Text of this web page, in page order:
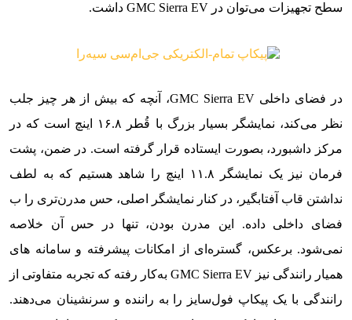
سطح تجهیزات می‌توان در GMC Sierra EV داشت.
در فضای داخلی GMC Sierra EV، آنچه که بیش از هر چیز جلب
نظر می‌کند، نمایشگر بسیار بزرگ با قُطر ۱۶.۸ اینچ است که در
مرکز داشبورد، بصورت ایستاده قرار گرفته است. در ضمن، پشت
فرمان نیز یک نمایشگر ۱۱.۸ اینچ را شاهد هستیم که به لطف
نداشتن قاب آفتابگیر، در کنار نمایشگر اصلی، حس مدرن‌تری را ب
فضای داخلی داده. این مدرن بودن، تنها در حس آن خلاصه
نمی‌شود. برعکس، گستره‌ای از امکانات پیشرفته و سامانه های
همیار رانندگی نیز GMC Sierra EV به‌کار رفته که تجربه متفاوتی از
رانندگی با یک پیکاپ فول‌سایز را به راننده و سرنشینان می‌دهند.